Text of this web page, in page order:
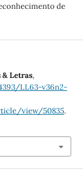
de
& Letras,
LL63-v36n2-
view/50835.